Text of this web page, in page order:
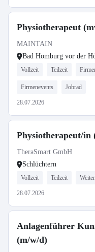
Physiotherapeut
MAINTAIN
Bad Homburg vor der
Vollzeit Teilzeit
Firmenevents Jobrad
28.07.2026
Physiotherapeut/in
TheraSmart GmbH
Schlüchtern
Vollzeit Teilzeit
28.07.2026
Anlagenführer
(m/w/d)